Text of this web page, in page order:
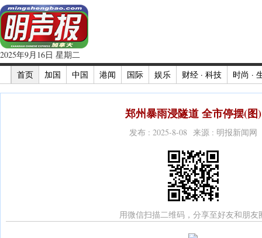
2025年9月16日 星期二
首页
加国 中国 港闻 国际 娱乐 财经 · 科技 时尚 ·
郑州暴雨浸隧道 全市停摆(图)
发布 : 2025-8-08 来源 : 明报新闻网
用微信扫描二维码，分享至好友和朋友